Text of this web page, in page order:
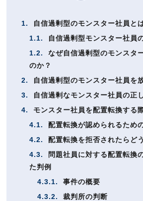
1.
自信過剰型のモンスター社員と
1.1.
自信過剰型モンスター社員
1.2.
なぜ自信過剰型のモンスタ
のか？
2.
自信過剰型のモンスター社員を
3.
自信過剰なモンスター社員の正
4.
モンスター社員を配置転換する
4.1.
配置転換が認められるため
4.2.
配置転換を拒否されたらど
4.3.
問題社員に対する配置転換
た判例
4.3.1.
事件の概要
4.3.2.
裁判所の判断